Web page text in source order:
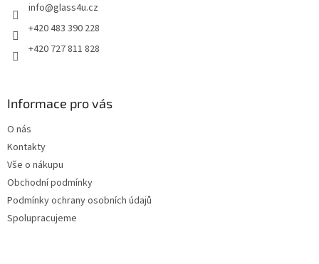
info@glass4u.cz
+420 483 390 228
+420 727 811 828
Informace pro vás
O nás
Kontakty
Vše o nákupu
Obchodní podmínky
Podmínky ochrany osobních údajů
Spolupracujeme